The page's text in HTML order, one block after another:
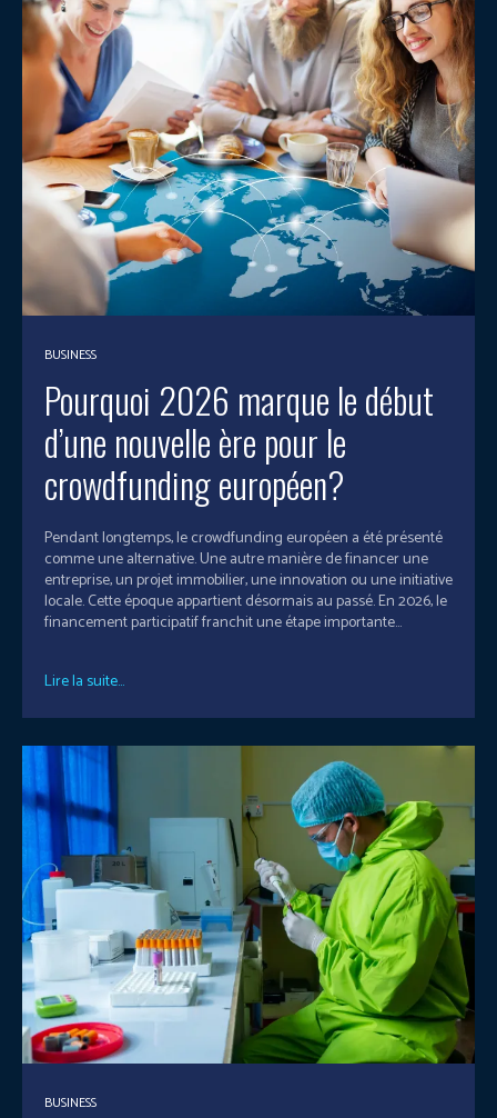
BUSINESS
Pourquoi 2026 marque le début
d’une nouvelle ère pour le
crowdfunding européen?
Pendant longtemps, le crowdfunding européen a été présenté
comme une alternative. Une autre manière de financer une
entreprise, un projet immobilier, une innovation ou une initiative
locale. Cette époque appartient désormais au passé. En 2026, le
financement participatif franchit une étape importante...
Lire la suite...
BUSINESS